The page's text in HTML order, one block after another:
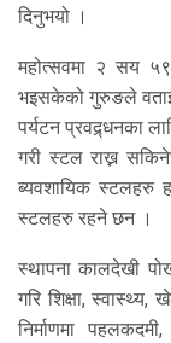
दिनुभयो ।
महोत्सवमा २ सय
भइसकेको गुरुङले
पर्यटन प्रवद्र्धनका
गरी स्टल राख्न
ब्यवशायिक स्टलहरु
स्टलहरु रहने छन ।
स्थापना कालदेखी
गरि शिक्षा, स्वास्थ्य,
निर्माणमा